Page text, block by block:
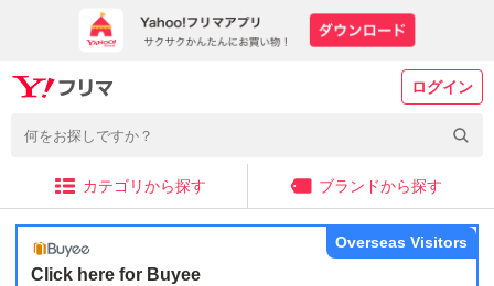
ログイン
カテゴリから探す ブランドから探す
Click here for Buyee
Overseas Visitors